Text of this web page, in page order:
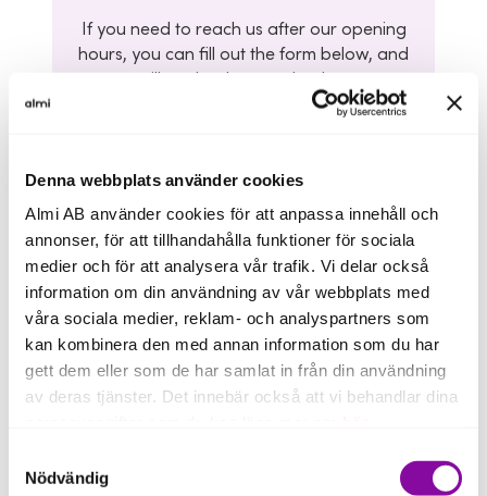
Denna webbplats använder cookies
Almi AB använder cookies för att anpassa innehåll och
annonser, för att tillhandahålla funktioner för sociala
medier och för att analysera vår trafik. Vi delar också
information om din användning av vår webbplats med
våra sociala medier, reklam- och analyspartners som
kan kombinera den med annan information som du har
gett dem eller som de har samlat in från din användning
av deras tjänster. Det innebär också att vi behandlar dina
Om du klickar på avvisa kommer användning av kakor
Nödvändig
If you need to reach us after our opening
hours, you can fill out the form below, and
we will get back to you by the next
business day at the latest.
All fields are required
First and last name